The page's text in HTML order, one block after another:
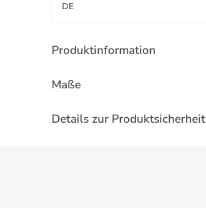
DE
Produktinformation
Maße
Details zur Produktsicherheit